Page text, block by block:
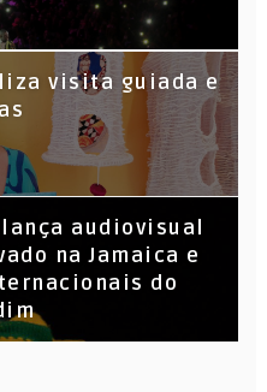
DJ Raíz e DJ
14
visita guiada e
audiovisual
na Jamaica e
do